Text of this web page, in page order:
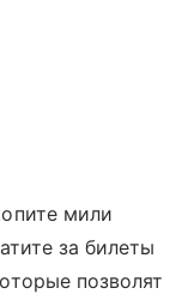
мили
за билеты
позволят